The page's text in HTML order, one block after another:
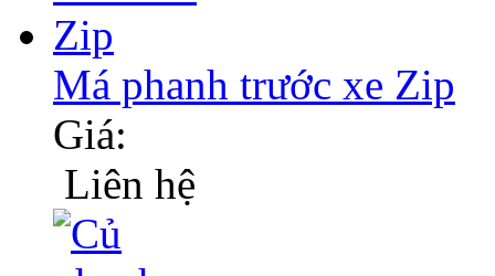
Má phanh trước xe Zip
Giá:
Liên hệ